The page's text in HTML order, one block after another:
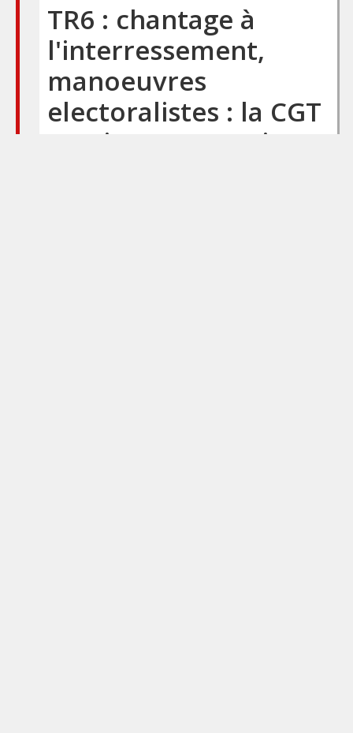
TR6 : chantage à
l'interressement,
manoeuvres
electoralistes : la CGT
persiste… et ne signe